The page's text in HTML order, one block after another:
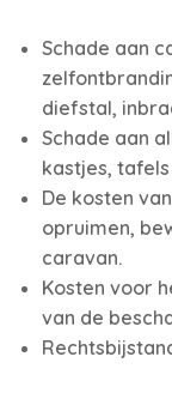
Schade aan
diefstal,
Schade aan
kastjes,
De kosten
opruimen,
caravan.
Kosten voor
van de